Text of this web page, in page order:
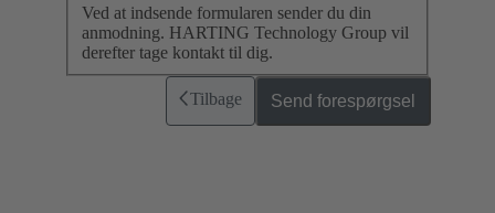
Ved at indsende formularen sender du din
anmodning. HARTING Technology Group vil
derefter tage kontakt til dig.
Tilbage Send forespørgsel